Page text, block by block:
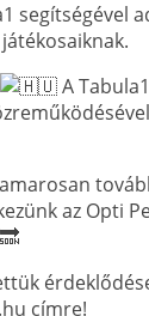
segítségével
A
az Opti
címre!